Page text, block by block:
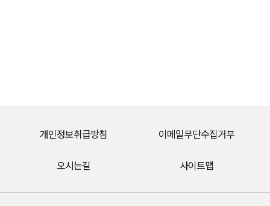
개인정보취급방침 이메일무단수집거부
오시는길 사이트맵